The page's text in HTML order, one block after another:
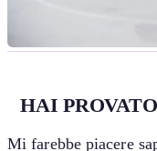
HAI
Mi farebbe piacere